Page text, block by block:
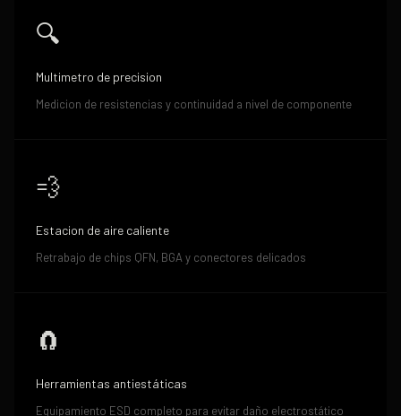
🔍
Multimetro de precision
Medicion de resistencias y continuidad a nivel de componente
💨
Estacion de aire caliente
Retrabajo de chips QFN, BGA y conectores delicados
🧲
Herramientas antiestáticas
Equipamiento ESD completo para evitar daño electrostático